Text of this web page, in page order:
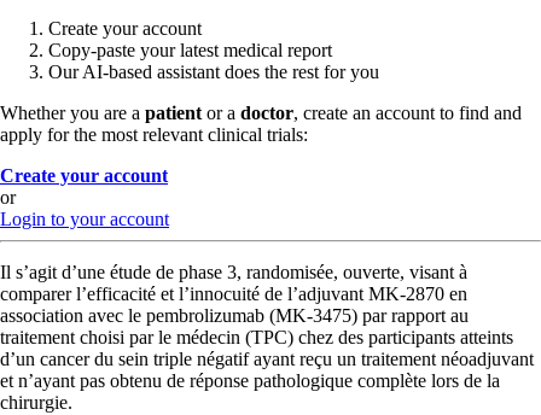
Create your account
Copy-paste your latest medical report
Our AI-based assistant does the rest for you
Whether you are a patient or a doctor, create an account to find and
apply for the most relevant clinical trials:
Create your account
or
Login to your account
Il s’agit d’une étude de phase 3, randomisée, ouverte, visant à
comparer l’efficacité et l’innocuité de l’adjuvant MK-2870 en
association avec le pembrolizumab (MK-3475) par rapport au
traitement choisi par le médecin (TPC) chez des participants atteints
d’un cancer du sein triple négatif ayant reçu un traitement néoadjuvant
et n’ayant pas obtenu de réponse pathologique complète lors de la
chirurgie.